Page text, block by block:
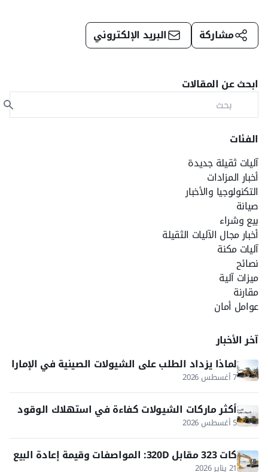
مشاركة البريد الإلكتروني
ابحث عن المقالات
الفئات
آليات ثقيلة جديدة
أخبار المزادات
التكنولوجيا والأخبار
صيانة
بيع وشراء
أخبار مجال الآليات الثقيلة
آليات مكنة
نصائح
ميزات آلية
مقارنة
عوامل أمان
آخر الأخبار
لماذا يزداد الطلب على الشيولات الصينية في الإمارا
ت والخليج؟
7 أغسطس 2026
أكثر ماركات الشيولات كفاءة في استهلاك الوقود
5 أغسطس 2026
كات 323 مقابل 320D: المواصفات وقيمة إعادة البيع
21 يناير 2026